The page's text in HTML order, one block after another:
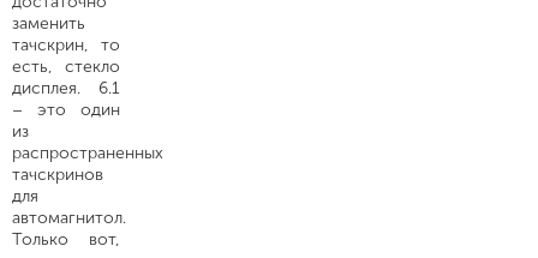
заменить
тачскрин, то
есть, стекло
дисплея. 6.1
– это один
из
распространенных
тачскринов
для
автомагнитол.
Только вот,